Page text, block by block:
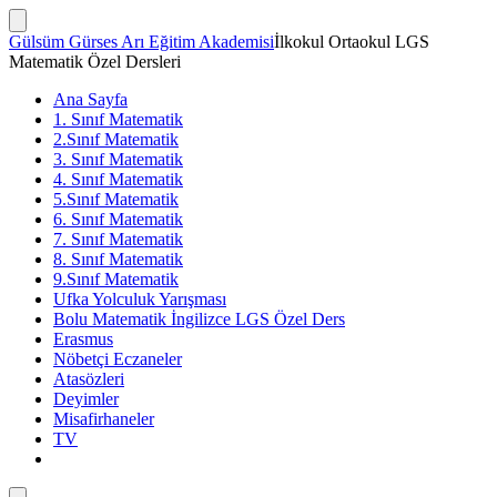
İçeriğe
atla
Arama
Çubuğunu
Göster/Gizle
Gülsüm Gürses Arı Eğitim Akademisiİlkokul Ortaokul LGS
Matematik Özel Dersleri
Ana Sayfa
1. Sınıf Matematik
2.Sınıf Matematik
3. Sınıf Matematik
4. Sınıf Matematik
5.Sınıf Matematik
6. Sınıf Matematik
7. Sınıf Matematik
8. Sınıf Matematik
9.Sınıf Matematik
Ufka Yolculuk Yarışması
Bolu Matematik İngilizce LGS Özel Ders
Erasmus
Nöbetçi Eczaneler
Atasözleri
Deyimler
Misafirhaneler
TV